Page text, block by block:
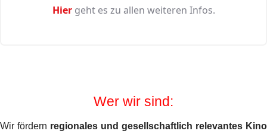
Hier geht es zu allen weiteren Infos.
Wer wir sind:
Wir fördern regionales und gesellschaftlich relevantes Kino